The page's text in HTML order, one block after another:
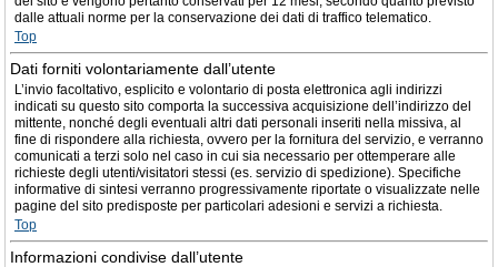
dalle attuali norme per la conservazione dei dati di traffico telematico.
Top
Dati forniti volontariamente dall’utente
L’invio facoltativo, esplicito e volontario di posta elettronica agli indirizzi
indicati su questo sito comporta la successiva acquisizione dell’indirizzo del
mittente, nonché degli eventuali altri dati personali inseriti nella missiva, al
fine di rispondere alla richiesta, ovvero per la fornitura del servizio, e verranno
comunicati a terzi solo nel caso in cui sia necessario per ottemperare alle
richieste degli utenti/visitatori stessi (es. servizio di spedizione). Specifiche
informative di sintesi verranno progressivamente riportate o visualizzate nelle
pagine del sito predisposte per particolari adesioni e servizi a richiesta.
Top
Informazioni condivise dall’utente